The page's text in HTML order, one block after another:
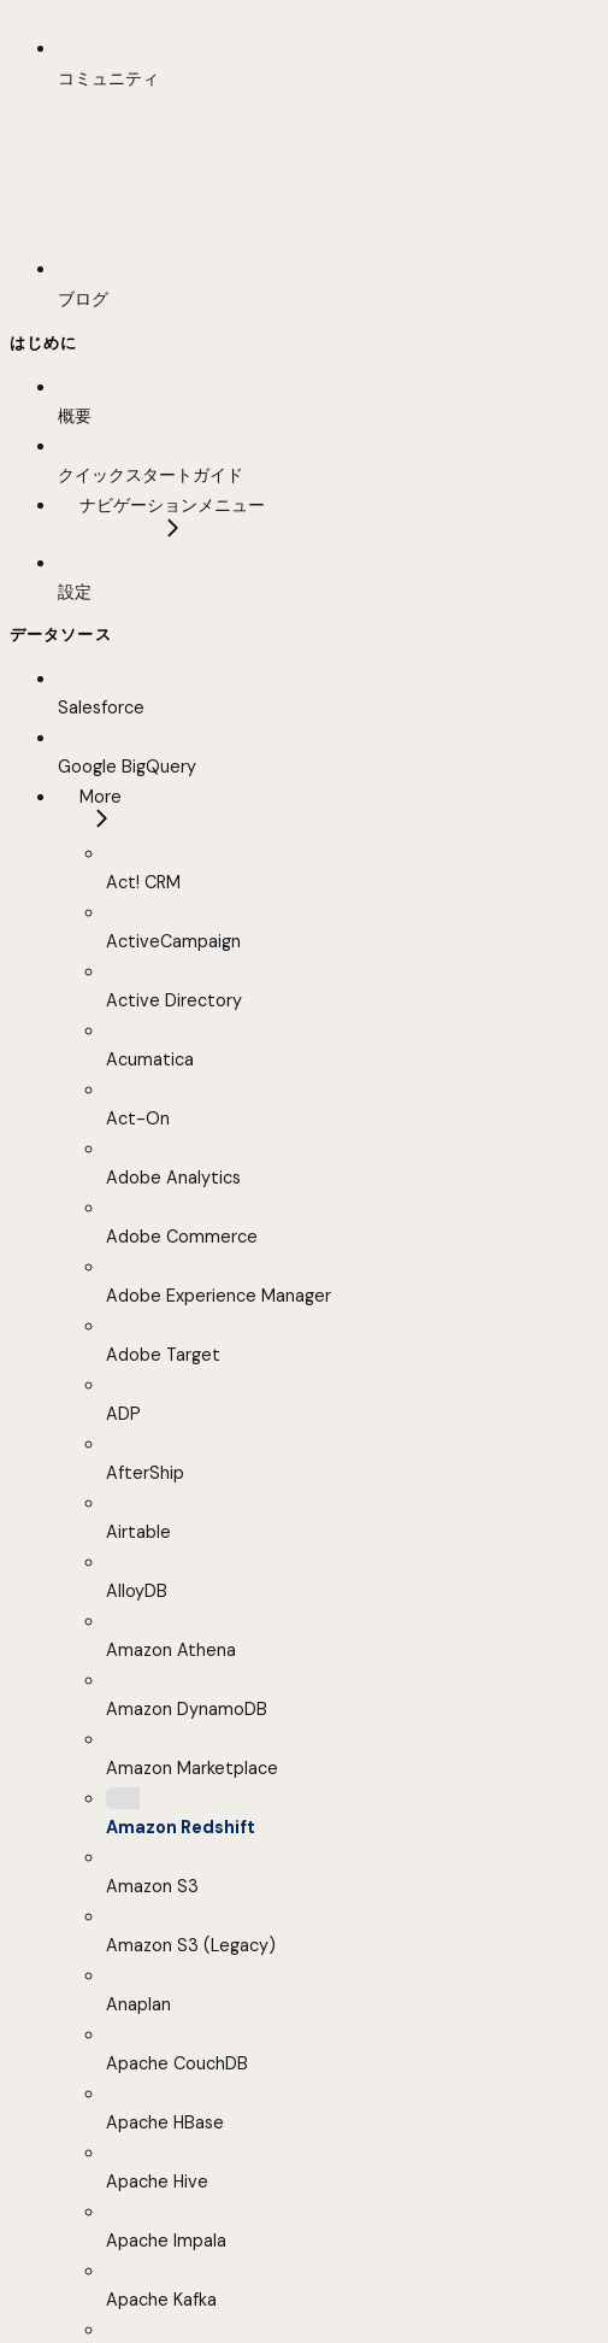
コミュニティ
ブログ
はじめに
概要
クイックスタートガイド
ナビゲーションメニュー
設定
データソース
Salesforce
Google BigQuery
More
Act! CRM
ActiveCampaign
Active Directory
Acumatica
Act-On
Adobe Analytics
Adobe Commerce
Adobe Experience Manager
Adobe Target
ADP
AfterShip
Airtable
AlloyDB
Amazon Athena
Amazon DynamoDB
Amazon Marketplace
Amazon Redshift
Amazon S3
Amazon S3 (Legacy)
Anaplan
Apache CouchDB
Apache HBase
Apache Hive
Apache Impala
Apache Kafka